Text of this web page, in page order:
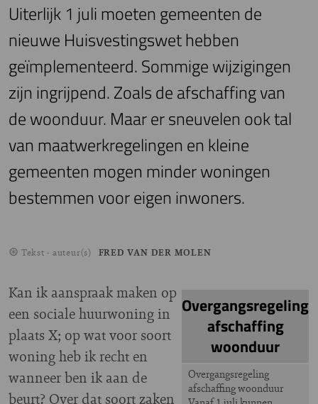
Uiterlijk 1 juli moeten gemeenten de
nieuwe Huisvestingswet hebben
geïmplementeerd. Sommige wijzigingen
zijn ingrijpend. Zoals de afschaffing van
de woonduur. Maar er sneuvelen ook tal
van maatwerkregelingen en kleine
gemeenten mogen minder woningen
bestemmen voor eigen inwoners.
Tekst - auteur(s) FRED VAN DER MOLEN
Overgangsregeling
afschaffing
woonduur
Overgangsregeling
afschaffing woonduur
Kan ik aanspraak maken op
een sociale huurwoning in
plaats X; op wat voor soort
woning heb ik recht en
wanneer ben ik aan de
beurt? Over dat soort zaken